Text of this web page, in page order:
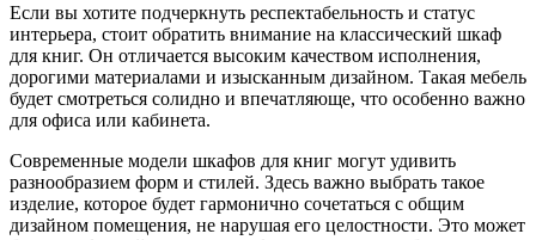
Если вы хотите подчеркнуть респектабельность и статус
интерьера, стоит обратить внимание на классический шкаф
для книг. Он отличается высоким качеством исполнения,
дорогими материалами и изысканным дизайном. Такая мебель
будет смотреться солидно и впечатляюще, что особенно важно
для офиса или кабинета.
Современные модели шкафов для книг могут удивить
разнообразием форм и стилей. Здесь важно выбрать такое
изделие, которое будет гармонично сочетаться с общим
дизайном помещения, не нарушая его целостности. Это может